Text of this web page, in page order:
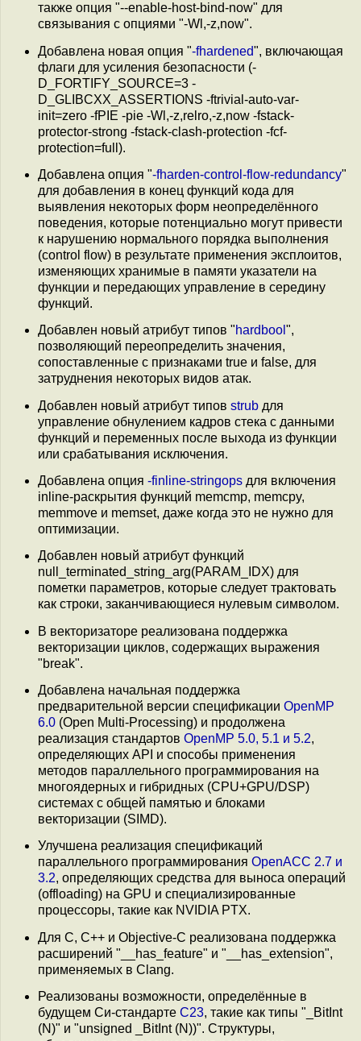
также опция "--enable-host-bind-now" для
связывания с опциями "-Wl,-z,now".
Добавлена новая опция "-fhardened", включающая
флаги для усиления безопасности (-
D_FORTIFY_SOURCE=3 -
D_GLIBCXX_ASSERTIONS -ftrivial-auto-var-
init=zero -fPIE -pie -Wl,-z,relro,-z,now -fstack-
protector-strong -fstack-clash-protection -fcf-
protection=full).
Добавлена опция "-fharden-control-flow-redundancy"
для добавления в конец функций кода для
выявления некоторых форм неопределённого
поведения, которые потенциально могут привести
к нарушению нормального порядка выполнения
(control flow) в результате применения эксплоитов,
изменяющих хранимые в памяти указатели на
функции и передающих управление в середину
функций.
Добавлен новый атрибут типов "hardbool ",
позволяющий переопределить значения,
сопоставленные с признаками true и false, для
затруднения некоторых видов атак.
Добавлен новый атрибут типов strub для
управление обнулением кадров стека с данными
функций и переменных после выхода из функции
или срабатывания исключения.
Добавлена опция -finline-stringops для включения
inline-раскрытия функций memcmp, memcpy,
memmove и memset, даже когда это не нужно для
оптимизации.
Добавлен новый атрибут функций
null_terminated_string_arg(PARAM_IDX) для
пометки параметров, которые следует трактовать
как строки, заканчивающиеся нулевым символом.
В векторизаторе реализована поддержка
векторизации циклов, содержащих выражения
"break".
Добавлена начальная поддержка
предварительной версии спецификации OpenMP
6.0 (Open Multi-Processing) и продолжена
реализация стандартов OpenMP 5.0, 5.1 и 5.2,
определяющих API и способы применения
методов параллельного программирования на
многоядерных и гибридных (CPU+GPU/DSP)
системах с общей памятью и блоками
векторизации (SIMD).
Улучшена реализация спецификаций
параллельного программирования OpenACC 2.7 и
3.2, определяющих средства для выноса операций
(offloading) на GPU и специализированные
процессоры, такие как NVIDIA PTX.
Для C, C++ и Objective-C реализована поддержка
расширений "__has_feature" и "__has_extension",
применяемых в Clang.
Реализованы возможности, определённые в
будущем Си-стандарте C23, такие как типы "_BitInt
(N)" и "unsigned _BitInt (N))". Структуры,